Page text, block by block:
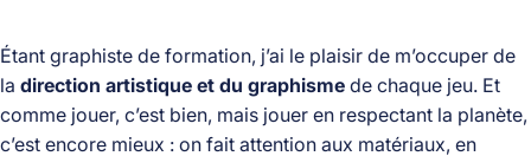
Étant graphiste de formation, j’ai le plaisir de m’occuper de
la direction artistique et du graphisme de chaque jeu. Et
comme jouer, c’est bien, mais jouer en respectant la planète,
c’est encore mieux : on fait attention aux matériaux, en